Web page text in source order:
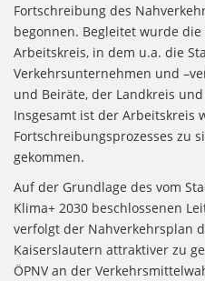
Fortschreibung des
begonnen. Begleitet wurde
Arbeitskreis, in dem u.a. die
Verkehrsunternehmen und
und Beiräte, der Landkreis
Insgesamt ist der Arbeitskreis
Fortschreibungsprozesses zu
gekommen.
Auf der Grundlage des vom
Klima+ 2030 beschlossenen
verfolgt der Nahverkehrsplan
Kaiserslautern attraktiver zu
ÖPNV an der